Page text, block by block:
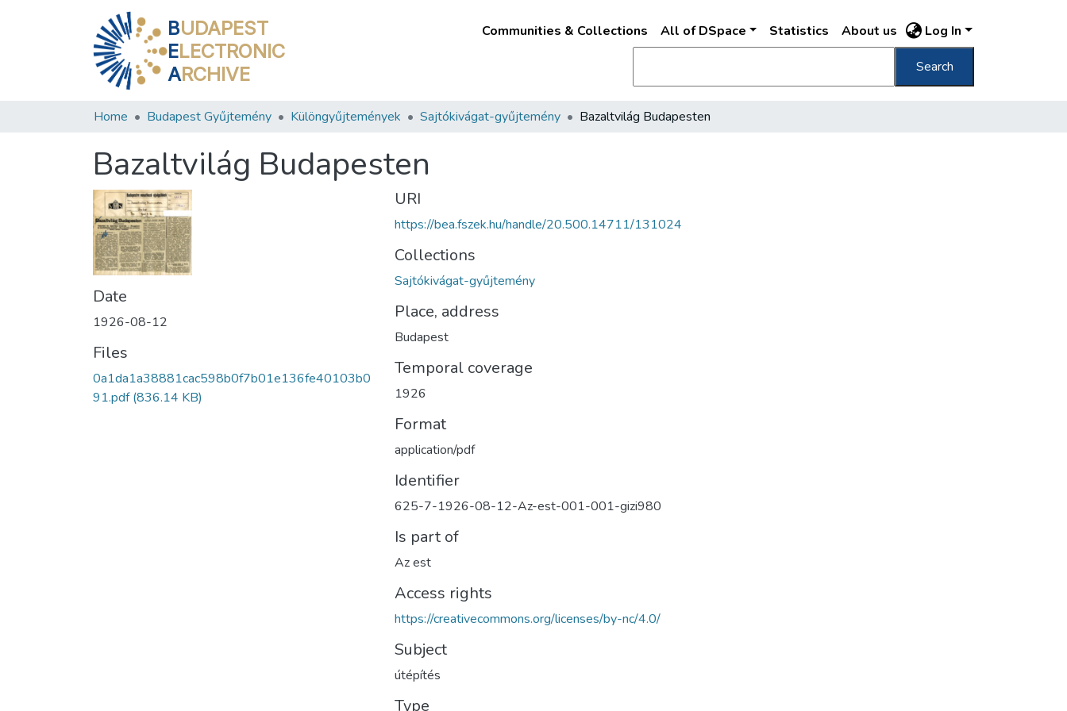
BUDAPEST
ELECTRONIC
ARCHIVE
Communities & Collections All of DSpace Statistics About us Log In
Search
Home Budapest Gyűjtemény Különgyűjtemények Sajtókivágat-gyűjtemény Bazaltvilág Budapesten
Bazaltvilág Budapesten
Date
1926-08-12
Files
0a1da1a38881cac598b0f7b01e136fe40103b0
91.pdf(836.14 KB)
URI
https://bea.fszek.hu/handle/20.500.14711/131024
Collections
Sajtókivágat-gyűjtemény
Place, address
Budapest
Temporal coverage
1926
Format
application/pdf
Identifier
625-7-1926-08-12-Az-est-001-001-gizi980
Is part of
Az est
Access rights
https://creativecommons.org/licenses/by-nc/4.0/
Subject
útépítés
Type